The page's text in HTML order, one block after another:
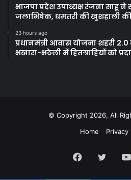
भाजपा प्रदेश उपाध्यक्ष रंजना साहू ने
जलाभिषेक, धमतरी की खुशहाली
23 hours ago
प्रधानमंत्री आवास योजना शहरी
भखारा-भठेली में हितग्राहियों को
© Copyright 2026, All
Home
Privacy
Facebook
Twitter